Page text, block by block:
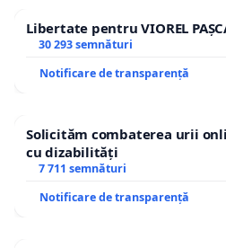
Libertate pentru VIOREL
30 293 semnături
Notificare de transparență
Solicităm combaterea urii
cu dizabilități
7 711 semnături
Notificare de transparență